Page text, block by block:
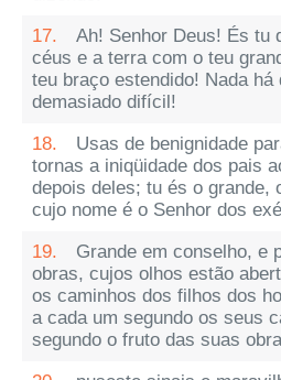
17.
Ah! Senhor Deus! És tu
céus e a terra com o teu
teu braço estendido! Nada há
demasiado difícil!
18.
Usas de benignidade
tornas a iniqüidade dos pais
depois deles; tu és o grande,
cujo nome é o Senhor dos
19.
Grande em conselho, e
obras, cujos olhos estão
os caminhos dos filhos dos
a cada um segundo os seus
segundo o fruto das suas